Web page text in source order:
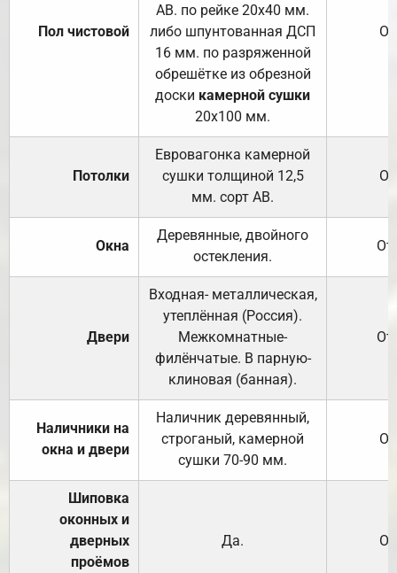
Пол чистовой
АВ. по рейке 20х40 мм.
либо шпунтованная ДСП
16 мм. по разряженной
обрешётке из обрезной
доски камерной сушки
20х100 мм.
Потолки
Евровагонка камерной
сушки толщиной 12,5
мм. сорт АВ.
Окна
Деревянные, двойного
остекления.
Двери
Входная- металлическая,
утеплённая (Россия).
Межкомнатные-
филёнчатые. В парную-
клиновая (банная).
Наличники на
окна и двери
Наличник деревянный,
строганый, камерной
сушки 70-90 мм.
Шиповка
оконных и
дверных
проёмов
Да.